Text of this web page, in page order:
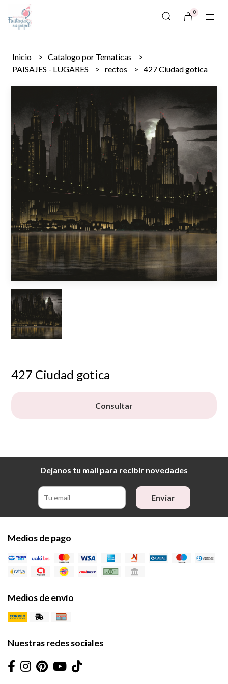
0
Inicio
Catalogo por Tematicas
PAISAJES - LUGARES
rectos 427 Ciudad gotica
427 Ciudad gotica
Consultar
Dejanos tu mail para recibir novedades
Enviar
Medios de pago
Medios de envío
Nuestras redes sociales